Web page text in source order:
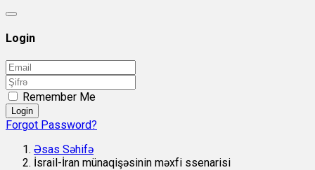
Login
Remember Me
Login
Forgot Password?
Əsas Səhifə
İsrail-İran münaqişəsinin məxfi ssenarisi